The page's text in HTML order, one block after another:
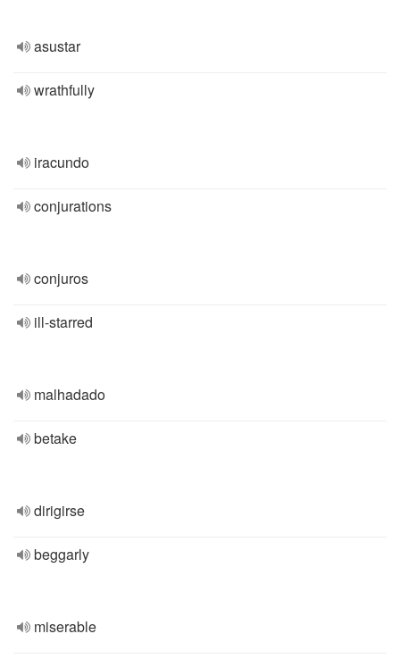
asustar
wrathfully
iracundo
conjurations
conjuros
ill-starred
malhadado
betake
dirigirse
beggarly
miserable